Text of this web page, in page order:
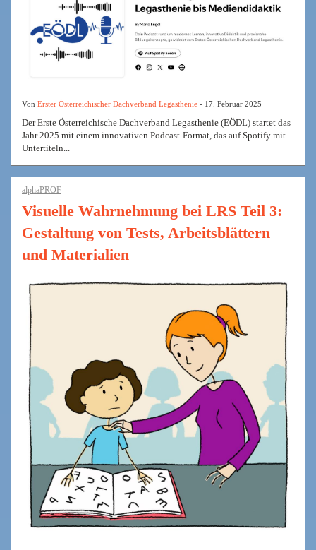
Von Erster Österreichischer Dachverband Legasthenie - 17. Februar 2025
Der Erste Österreichische Dachverband Legasthenie (EÖDL) startet das
Jahr 2025 mit einem innovativen Podcast-Format, das auf Spotify mit
Untertiteln...
alphaPROF
Visuelle Wahrnehmung bei LRS Teil 3:
Gestaltung von Tests, Arbeitsblättern
und Materialien